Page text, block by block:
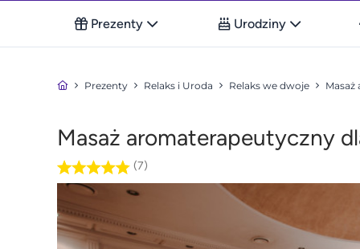
Prezenty Urodziny
Prezenty Relaks i Uroda Relaks we dwoje
Masaż aromaterapeutyczny
(7)